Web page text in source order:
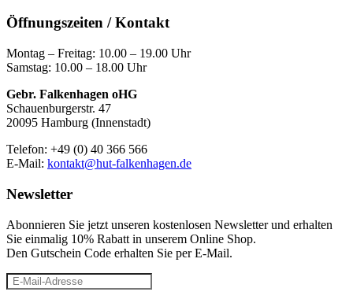
Öffnungszeiten / Kontakt
Montag – Freitag: 10.00 – 19.00 Uhr
Samstag: 10.00 – 18.00 Uhr
Gebr. Falkenhagen oHG
Schauenburgerstr. 47
20095 Hamburg (Innenstadt)
Telefon: +49 (0) 40 366 566
E-Mail: kontakt@hut-falkenhagen.de
Newsletter
Abonnieren Sie jetzt unseren kostenlosen Newsletter und erhalten
Sie einmalig 10% Rabatt in unserem Online Shop.
Den Gutschein Code erhalten Sie per E-Mail.